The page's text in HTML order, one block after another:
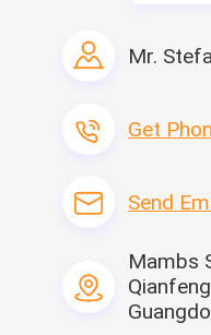
gelegen ist.
2.Q: Was ist Ihre
des hauses
24000sets;
3. Q: Wie man installiert?
: Wir stellen
notwendig ist. Jedoch
die Visumsgebühr,
Käufern zur Verfügung
4. Q: Wie lang ist Ihre
Mr.
Get
Send
Mambs